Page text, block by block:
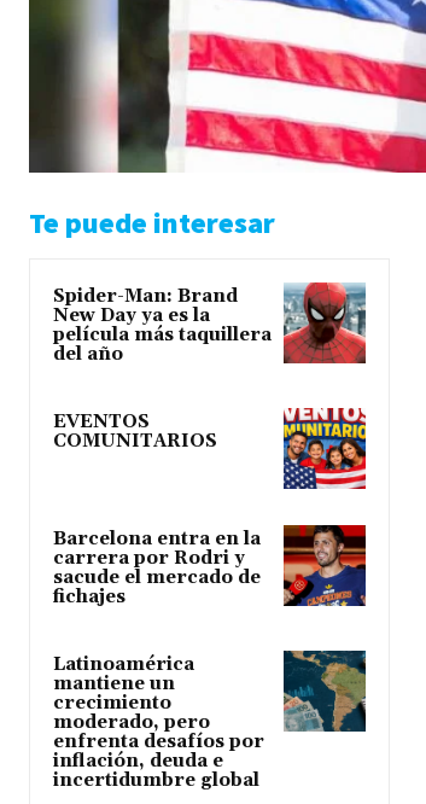
Te puede interesar
Spider-Man: Brand
New Day ya es la
película más taquillera
del año
EVENTOS
COMUNITARIOS
Barcelona entra en la
carrera por Rodri y
sacude el mercado de
fichajes
Latinoamérica
mantiene un
crecimiento
moderado, pero
enfrenta desafíos por
inflación, deuda e
incertidumbre global